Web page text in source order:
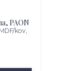
PAON
kov,